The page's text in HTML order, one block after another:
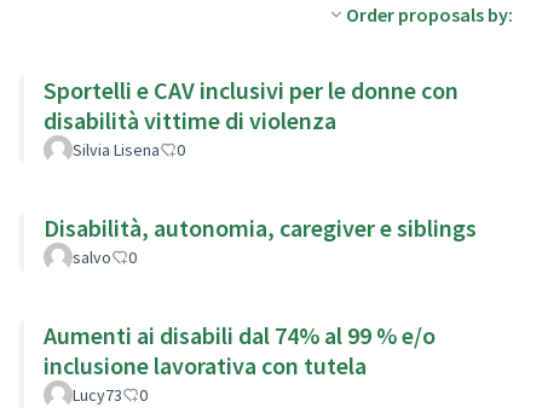
Order proposals by:
Sportelli e CAV inclusivi per le donne con
disabilità vittime di violenza
Silvia Lisena 0
Disabilità, autonomia, caregiver e siblings
salvo 0
Aumenti ai disabili dal 74% al 99 % e/o
inclusione lavorativa con tutela
Lucy73 0